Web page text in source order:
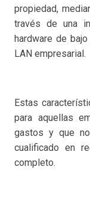
propiedad,
través de una
hardware de
LAN empresarial.
Estas
para aquellas
gastos y que
cualificado en
completo.